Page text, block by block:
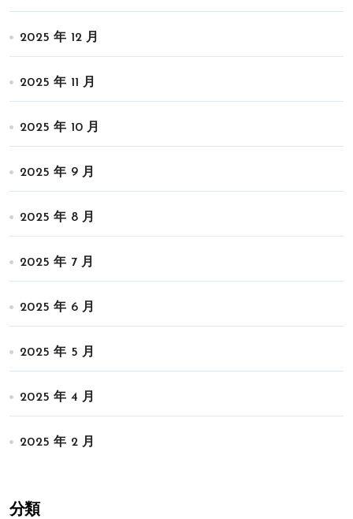
2025 年 12 月
2025 年 11 月
2025 年 10 月
2025 年 9 月
2025 年 8 月
2025 年 7 月
2025 年 6 月
2025 年 5 月
2025 年 4 月
2025 年 2 月
分類